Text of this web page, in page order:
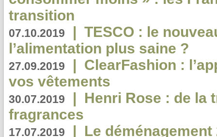
transition
07.10.2019 | TESCO : le
l’alimentation plus saine ?
27.09.2019 | ClearFashion :
vos vêtements
30.07.2019 | Henri Rose : de la
fragrances
17.07.2019 | Le